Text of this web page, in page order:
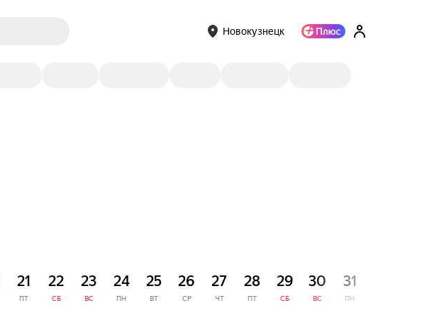
Новокузнецк
21
ПТ
22
СБ
23
ВС
24
ПН
25
ВТ
26
СР
27
ЧТ
28
ПТ
29
СБ
30
ВС
31
ПН